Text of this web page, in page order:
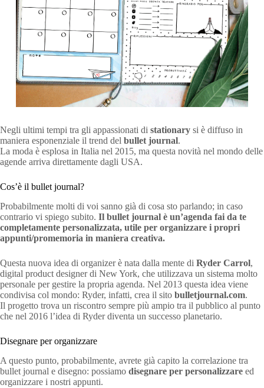
Negli ultimi tempi tra gli appassionati di stationary si è diffuso in
maniera esponenziale il trend del bullet journal.
La moda è esplosa in Italia nel 2015, ma questa novità nel mondo delle
agende arriva direttamente dagli USA.
Cos’è il bullet journal?
Probabilmente molti di voi sanno già di cosa sto parlando; in caso
contrario vi spiego subito. Il bullet journal è un’agenda fai da te
completamente personalizzata, utile per organizzare i propri
appunti/promemoria in maniera creativa.
Questa nuova idea di organizer è nata dalla mente di Ryder Carrol,
digital product designer di New York, che utilizzava un sistema molto
personale per gestire la propria agenda. Nel 2013 questa idea viene
condivisa col mondo: Ryder, infatti, crea il sito bulletjournal.com.
Il progetto trova un riscontro sempre più ampio tra il pubblico al punto
che nel 2016 l’idea di Ryder diventa un successo planetario.
Disegnare per organizzare
A questo punto, probabilmente, avrete già capito la correlazione tra
bullet journal e disegno: possiamo disegnare per personalizzare ed
organizzare i nostri appunti.